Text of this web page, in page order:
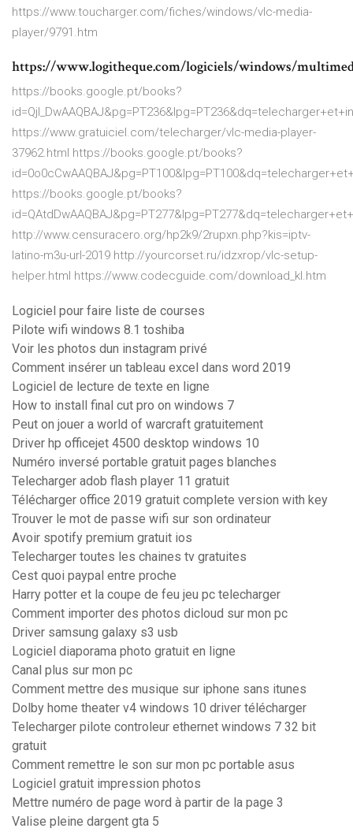
https://www.toucharger.com/fiches/windows/vlc-media-
player/9791.htm
https://www.logitheque.com/logiciels/windows/
https://books.google.pt/books?
https://www.gratuiciel.com/telecharger/vlc-media-player-
37962.html https://books.google.pt/books?
https://books.google.pt/books?
http://www.censuracero.org/hp2k9/2rupxn.php?kis=iptv-
latino-m3u-url-2019 http://yourcorset.ru/idzxrop/vlc-setup-
helper.html https://www.codecguide.com/download_kl.htm
Logiciel pour faire liste de courses
Pilote wifi windows 8.1 toshiba
Voir les photos dun instagram privé
Comment insérer un tableau excel dans word 2019
Logiciel de lecture de texte en ligne
How to install final cut pro on windows 7
Peut on jouer a world of warcraft gratuitement
Driver hp officejet 4500 desktop windows 10
Numéro inversé portable gratuit pages blanches
Telecharger adob flash player 11 gratuit
Télécharger office 2019 gratuit complete version with key
Trouver le mot de passe wifi sur son ordinateur
Avoir spotify premium gratuit ios
Telecharger toutes les chaines tv gratuites
Cest quoi paypal entre proche
Harry potter et la coupe de feu jeu pc telecharger
Comment importer des photos dicloud sur mon pc
Driver samsung galaxy s3 usb
Logiciel diaporama photo gratuit en ligne
Canal plus sur mon pc
Comment mettre des musique sur iphone sans itunes
Dolby home theater v4 windows 10 driver télécharger
Telecharger pilote controleur ethernet windows 7 32 bit
gratuit
Comment remettre le son sur mon pc portable asus
Logiciel gratuit impression photos
Mettre numéro de page word à partir de la page 3
Valise pleine dargent gta 5